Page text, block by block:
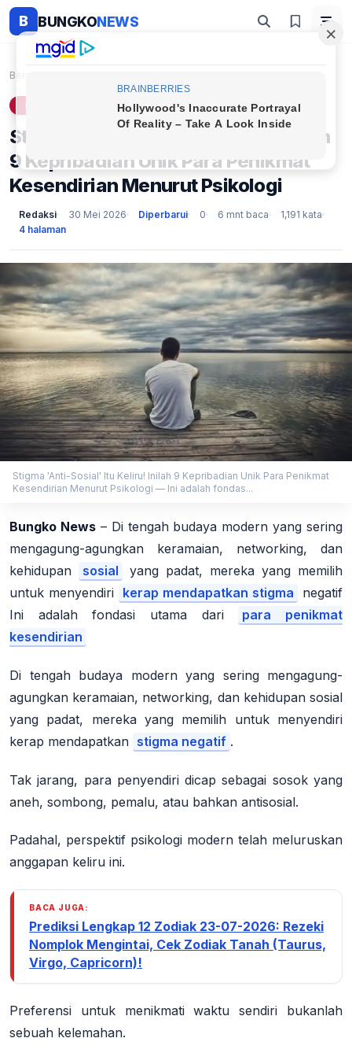
B BUNGKONEWS
Beranda
Stigma 'Anti-Sosial' Itu Keliru! Inilah
9 Kepribadian Unik Para Penikmat
Kesendirian Menurut Psikologi
Redaksi 30 Mei 2026 Diperbarui 0 6 mnt baca
1,191 kata
4 halaman
Stigma 'Anti-Sosial' Itu Keliru! Inilah 9 Kepribadian Unik Para Penikmat
Kesendirian Menurut Psikologi — Ini adalah fondas...
Bungko News– Di tengah budaya modern yang sering
mengagung-agungkan keramaian, networking, dan
kehidupan
sosial
yang padat, mereka yang memilih
untuk menyendiri kerap mendapatkan stigma
negatif
Ini adalah fondasi utama dari
para penikmat
kesendirian
Di tengah budaya modern yang sering mengagung-
agungkan keramaian, networking, dan kehidupan sosial
yang padat, mereka yang memilih untuk menyendiri
kerap mendapatkan stigma negatif .
Tak jarang, para penyendiri dicap sebagai sosok yang
aneh, sombong, pemalu, atau bahkan antisosial.
Padahal, perspektif psikologi modern telah meluruskan
anggapan keliru ini.
BACA JUGA:
Prediksi Lengkap 12 Zodiak 23-07-2026: Rezeki
Nomplok Mengintai, Cek Zodiak Tanah (Taurus,
Virgo, Capricorn)!
Preferensi untuk menikmati waktu sendiri bukanlah
sebuah kelemahan.